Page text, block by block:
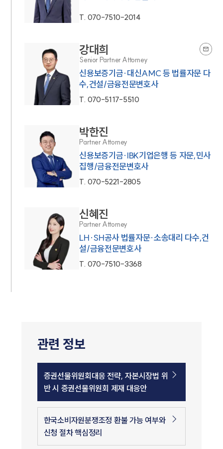
T. 070-7510-2014
강대희
Senior Partner Attorney
신용보증기금·대신AMC 등 법률자문 다
수,건설/금융전문변호사
T. 070-5117-5510
박한진
Partner Attorney
신용보증기금·IBK기업은행 등 자문,민사
집행/금융전문변호사
T. 070-5221-2805
신혜진
Partner Attorney
LH·SH공사 법률자문·소송대리 다수,건
설/금융전문변호사
T. 070-7510-3368
관련 정보
증권선물위원회대응 전략, 자본시장법 위
반 시 증권선물위원회 제재 대응안
한국소비자원분쟁조정 환불 가능 여부와
신청 절차 핵심정리